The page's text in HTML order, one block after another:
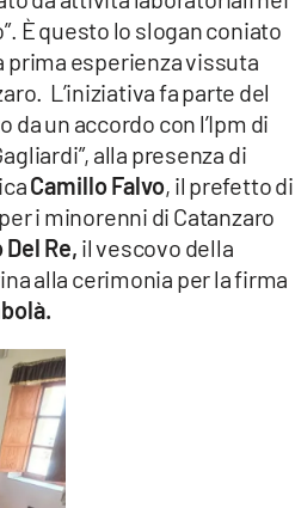
È questo lo slogan coniato
prima esperienza vissuta
L’iniziativa fa parte del
da un accordo con l’Ipm di
alla presenza di
Camillo Falvo, il prefetto di
i minorenni di Catanzaro
Re, il vescovo della
alla cerimonia per la firma